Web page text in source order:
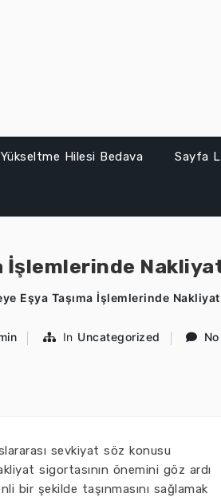
Hilesi Bedava Sayfa
İşlemlerinde
Eşya Taşıma İşlemlerinde
In Uncategorized
sevkiyat söz konusu
sigortasının önemini göz ardı
bir şekilde taşınmasını sağlamak